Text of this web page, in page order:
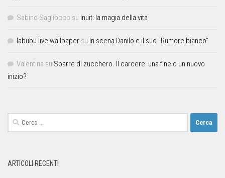
Sabino Sagliocco su Inuit: la magia della vita
labubu live wallpaper su In scena Danilo e il suo “Rumore bianco”
Valentina su Sbarre di zucchero. Il carcere: una fine o un nuovo
inizio?
ARTICOLI RECENTI